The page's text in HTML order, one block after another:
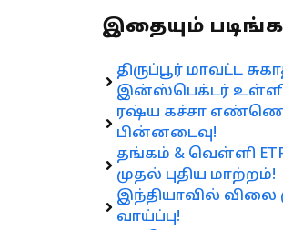
இதையும்
திருப்பூர் மாவட்ட
இன்ஸ்பெக்டர்
ரஷ்ய கச்சா எண்ணெய்
பின்னடைவு!
தங்கம் & வெள்ளி
முதல் புதிய மாற்றம்!
இந்தியாவில் விலை
வாய்ப்பு!